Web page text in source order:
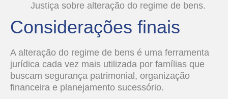
Justiça sobre alteração do regime de bens.
Considerações finais
A alteração do regime de bens é uma ferramenta
jurídica cada vez mais utilizada por famílias que
buscam segurança patrimonial, organização
financeira e planejamento sucessório.